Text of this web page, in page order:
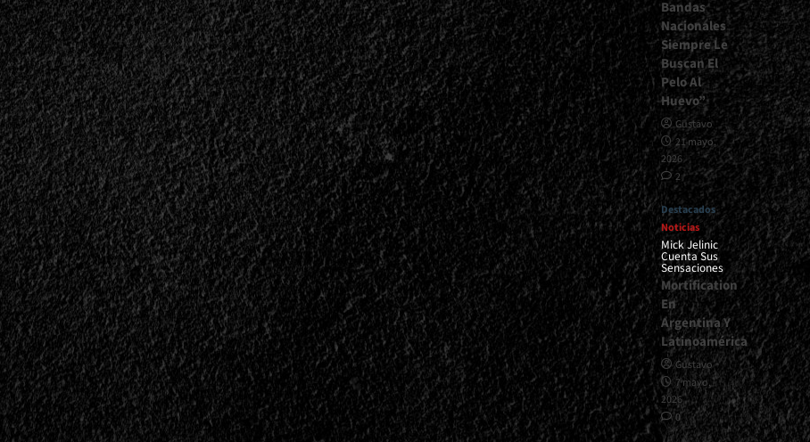
Bandas
Nacionales
Siempre Le
Buscan El
Pelo Al
Huevo”
Gustavo
21 mayo,
2026
2
Destacados
Noticias
Mick Jelinic
Cuenta Sus
Sensaciones
Mortification
En
Argentina Y
Latinoamérica
Gustavo
7 mayo,
2026
0